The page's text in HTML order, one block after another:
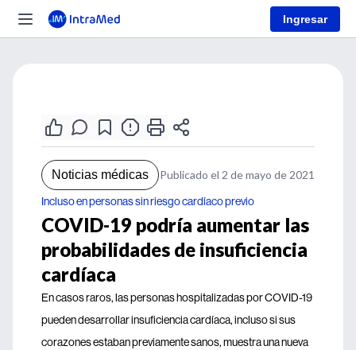
Ingresar
Noticias médicas Publicado el 2 de mayo de 2021
Incluso en personas sin riesgo cardíaco previo
COVID-19 podría aumentar las
probabilidades de insuficiencia
cardíaca
En casos raros, las personas hospitalizadas por COVID-19
pueden desarrollar insuficiencia cardíaca, incluso si sus
corazones estaban previamente sanos, muestra una nueva